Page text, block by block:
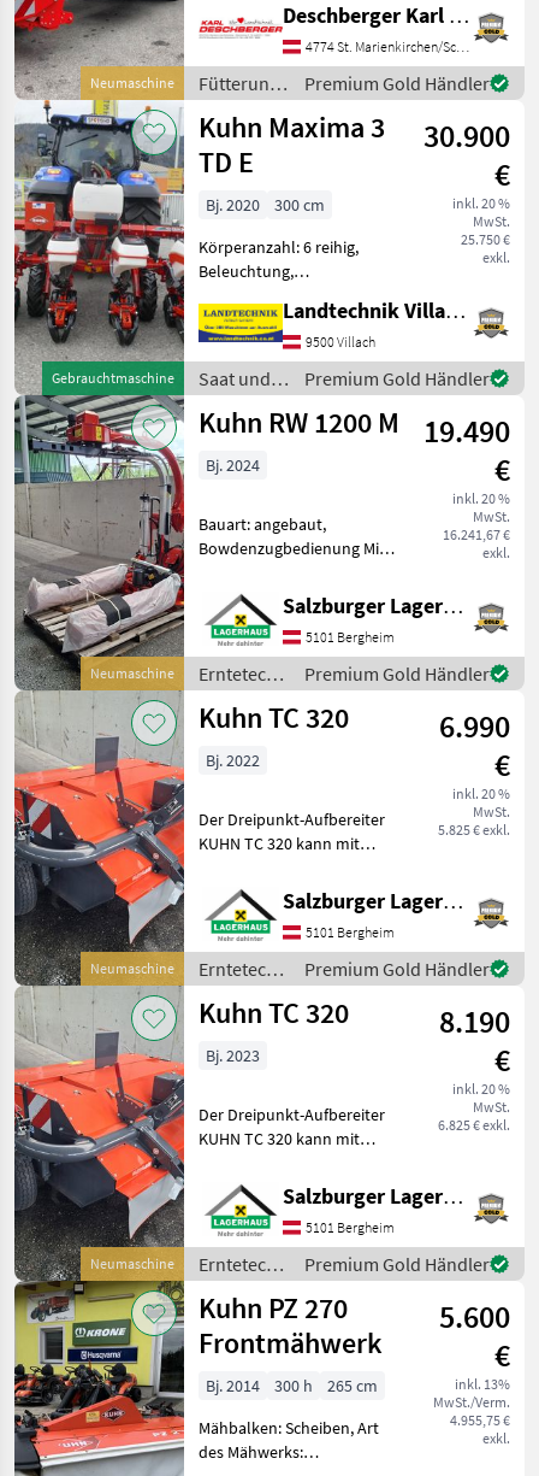
Neumaschine
Mischsystem: Schnecken
Kuhn SPV 12.1 Power DL:
Fassungsvermögen: 12 m³
mit 1 vertikaler Mischsch
Deschberger Karl Landtechnik GesmbH & Co KG
4774 St. Marienkirchen/Schärding
Fütterungstechnik
/ Kuhn
Premium Gold Händler
Gebrauchtmaschine
Kuhn Maxima 3
TD E
30.900
€
inkl. 20 %
MwSt.
25.750 €
exkl.
Bj. 2020
300 cm
Körperanzahl: 6 reihig,
Beleuchtung,
Spuranreisser,
Direktsaatausstattung,
hydr. klappbar, Mais,
pneumatisch MAXIMA 3 TD
E Einzelkornsämaschine
MAXIMA
Landtechnik Villach GmbH
9500 Villach
Saat und
Pflege /
Kuhn
Premium Gold Händler
Neumaschine
Kuhn RW 1200 M
19.490
€
inkl. 20 %
MwSt.
16.241,67 €
exkl.
Bj. 2024
Bauart: angebaut,
Bowdenzugbedienung Mit
Rundballenwickler KUHN
RW 1200 können die Ballen
während der Fahrt
aufgenommen,
transportiert und gewickel
Salzburger Lagerhaus-Technik
5101 Bergheim
Erntetechnik
Grünland /
Kuhn
Premium Gold Händler
Neumaschine
Kuhn TC 320
6.990
€
inkl. 20 %
MwSt.
5.825 € exkl.
Bj. 2022
Der Dreipunkt-Aufbereiter
KUHN TC 320 kann mit
kombiniert werden. Die
Arbeitsbreite der Maschine
beträgt 1, 80 m. der
Aufbereiterrotor ist mit V-fö
Salzburger Lagerhaus-Technik
5101 Bergheim
Erntetechnik
Grünland /
Kuhn
Premium Gold Händler
Neumaschine
Kuhn TC 320
8.190
€
inkl. 20 %
MwSt.
6.825 € exkl.
Bj. 2023
Der Dreipunkt-Aufbereiter
KUHN TC 320 kann mit
kombiniert werden. Die
Arbeitsbreite der Maschine
beträgt 1, 80 m. der
Aufbereiterrotor ist mit V-fö
Salzburger Lagerhaus-Technik
5101 Bergheim
Erntetechnik
Grünland /
Kuhn
Premium Gold Händler
Kuhn PZ 270
Frontmähwerk
5.600
€
inkl. 13%
MwSt./Verm.
4.955,75 €
exkl.
Bj. 2014 300 h
265 cm
Mähbalken: Scheiben, Art
des Mähwerks: